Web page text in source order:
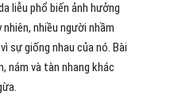
liễu phổ biến ảnh hưởng
nhiều người nhầm
sự giống nhau của nó. Bài
nám và tàn nhang khác